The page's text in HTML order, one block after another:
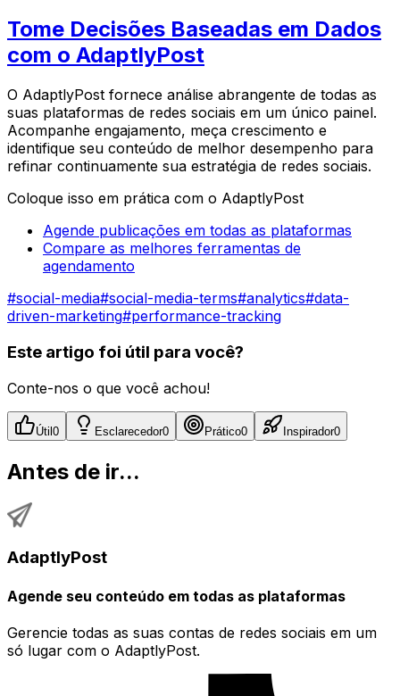
Tome Decisões Baseadas em Dados
com o AdaptlyPost
O AdaptlyPost fornece análise abrangente de todas as
suas plataformas de redes sociais em um único painel.
Acompanhe engajamento, meça crescimento e
identifique seu conteúdo de melhor desempenho para
refinar continuamente sua estratégia de redes sociais.
Coloque isso em prática com o AdaptlyPost
Agende publicações em todas as plataformas
Compare as melhores ferramentas de
agendamento
#social-media#social-media-terms#analytics#data-
driven-marketing#performance-tracking
Este artigo foi útil para você?
Conte-nos o que você achou!
Útil0 Esclarecedor0 Prático0 Inspirador0
Antes de ir...
AdaptlyPost
Agende seu conteúdo em todas as plataformas
Gerencie todas as suas contas de redes sociais em um
só lugar com o AdaptlyPost.